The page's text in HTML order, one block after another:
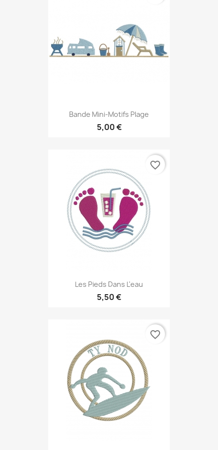
Bande Mini-Motifs Plage
5,00 €
Les Pieds Dans L'eau
5,50 €
favorite_border
favorite_border